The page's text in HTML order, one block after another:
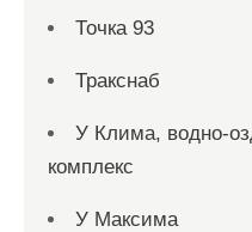
Точка 93
Тракснаб
У Клима, водно-
комплекс
У Максима